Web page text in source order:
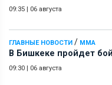
09:35 | 06 августа
ГЛАВНЫЕ НОВОСТИ / ММА
В Бишкеке пройдет
09:30 | 06 августа